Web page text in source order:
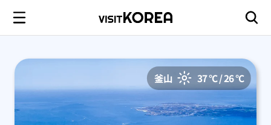
釜山 37 °C / 26 °C